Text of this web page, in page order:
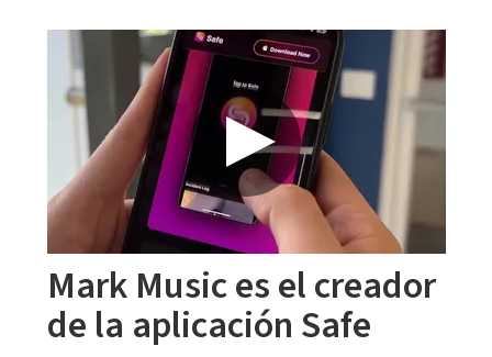
Mark Music es el creador
de la aplicación Safe